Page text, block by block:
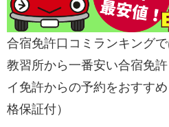
合宿免許口コミランキング
教習所から一番安い合宿免
イ免許からの予約をおすす
格保証付）